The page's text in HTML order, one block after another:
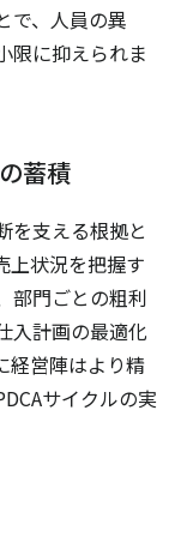
で、人員の異
限に抑えられま
蓄積
を支える根拠と
上状況を把握す
部門ごとの粗利
入計画の最適化
経営陣はより精
サイクルの実